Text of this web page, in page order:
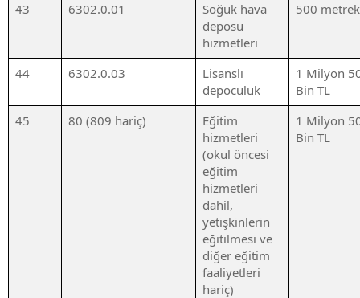
43 6302.0.01
Soğuk hava
deposu
hizmetleri
500
44 6302.0.03
Lisanslı
depoculuk
1 Milyon
Bin TL
45
80 (809 hariç)
Eğitim
hizmetleri
(okul öncesi
eğitim
hizmetleri
dahil,
yetişkinlerin
eğitilmesi ve
diğer eğitim
faaliyetleri
hariç)
1 Milyon
Bin TL